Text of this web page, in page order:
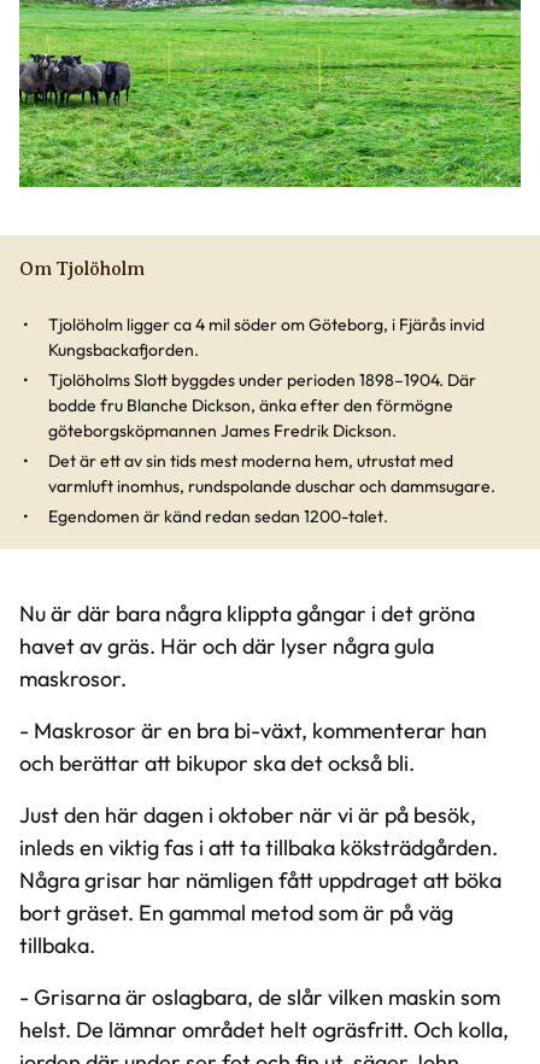
Om Tjolöholm
Tjolöholm ligger ca 4 mil söder om Göteborg, i Fjärås invid
Kungsbackafjorden.
Tjolöholms Slott byggdes under perioden 1898–1904. Där
bodde fru Blanche Dickson, änka efter den förmögne
göteborgsköpmannen James Fredrik Dickson.
Det är ett av sin tids mest moderna hem, utrustat med
varmluft inomhus, rundspolande duschar och dammsugare.
Egendomen är känd redan sedan 1200-talet.
Nu är där bara några klippta gångar i det gröna
havet av gräs. Här och där lyser några gula
maskrosor.
- Maskrosor är en bra bi-växt, kommenterar han
och berättar att bikupor ska det också bli.
Just den här dagen i oktober när vi är på besök,
inleds en viktig fas i att ta tillbaka köksträdgården.
Några grisar har nämligen fått uppdraget att böka
bort gräset. En gammal metod som är på väg
tillbaka.
- Grisarna är oslagbara, de slår vilken maskin som
helst. De lämnar området helt ogräsfritt. Och kolla,